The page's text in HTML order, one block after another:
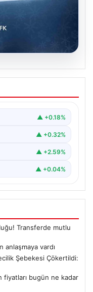
ile ön
ile…
▲ +0.18%
▲ +0.32%
▲ +2.59%
▲ +0.04%
Transferde mutlu
anlaşmaya vardı
Şebekesi Çökertildi:
fiyatları bugün ne kadar